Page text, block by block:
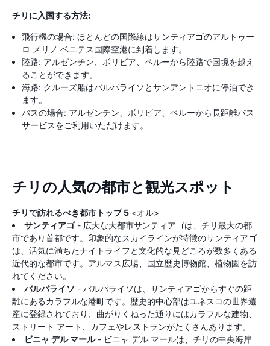
チリに入国する方法:
飛行機の場合: ほとんどの国際線はサンティアゴのアルトゥー
ロ メリノ ベニテス国際空港に到着します。
陸路: アルゼンチン、ボリビア、ペルーから陸路で国境を越え
ることができます。
海路: クルーズ船はバルパライソとサンアントニオに停泊でき
ます。
バスの場合: アルゼンチン、ボリビア、ペルーから長距離バス
サービスをご利用いただけます。
チリの人気の都市と観光スポット
チリで訪れるべき都市トップ 5 <オル>
サンティアゴ- 広大な大都市サンティアゴは、チリ最大の都
市であり首都です。印象的なスカイラインが特徴のサンティアゴ
は、活気に満ちたナイトライフと文化的な見どころが数多くある
近代的な都市です。アルマス広場、国立歴史博物館、植物園を訪
れてください。
バルパライソ - バルパライソは、サンティアゴからすぐの距
離にあるカラフルな港町です。歴史的中心部はユネスコの世界遺
産に登録されており、曲がりくねった通りにはカラフルな建物、
ストリート アート、カフェやレストランがたくさんあります。
ビニャ デル マール- ビニャ デル マールは、チリの中央海岸